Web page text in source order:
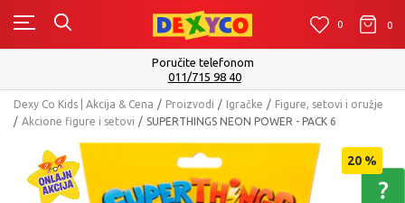
0 0 0
Poručite telefonom
011/715 98 40
Dexy Co Kids | Akcija & Cena Proizvodi Igračke
Figure, setovi i oružje
Akcione figure i setovi
SUPERTHINGS NEON POWER - PACK 6
20 %